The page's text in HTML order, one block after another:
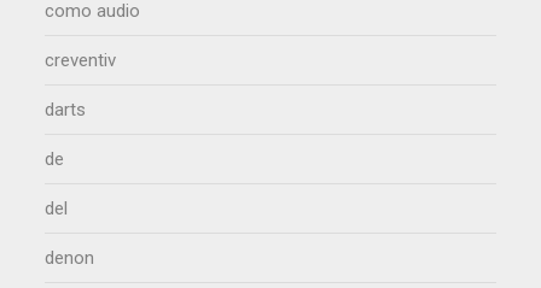
como audio
creventiv
darts
de
del
denon